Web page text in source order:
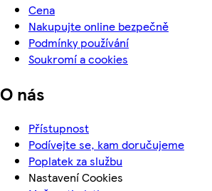
Cena
Nakupujte online bezpečně
Podmínky používání
Soukromí a cookies
O nás
Přístupnost
Podívejte se, kam doručujeme
Poplatek za službu
Nastavení Cookies